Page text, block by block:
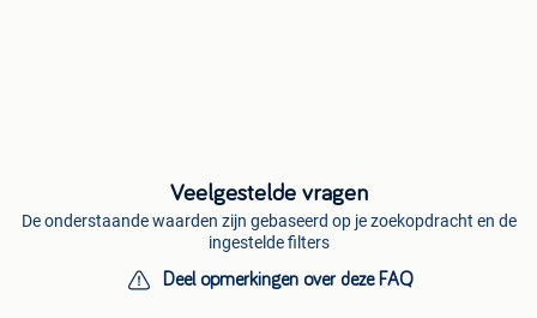
Veelgestelde vragen
De onderstaande waarden zijn gebaseerd op je zoekopdracht en de
ingestelde filters
Deel opmerkingen over deze FAQ